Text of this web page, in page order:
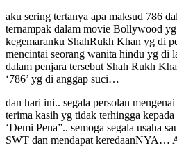
aku sering tertanya apa maksud 786
ternampak dalam movie Bollywood
kegemaranku ShahRukh Khan yg di
mencintai seorang wanita hindu yg di
dalam penjara tersebut Shah Rukh
‘786’ yg di anggap suci…
dan hari ini.. segala persolan
terima kasih yg tidak terhingga
‘Demi Pena”.. semoga segala usaha
SWT dan mendapat keredaanNYA…